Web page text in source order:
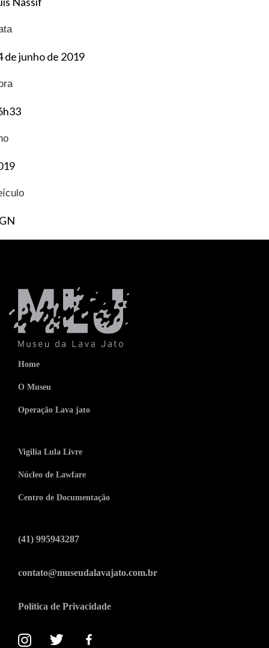
de junho de 2019
Home
O Museu
Operação Lava jato
Vigilia Lula Livre
Núcleo de Lawfare
Centro de Documentação
(41) 995943287
contato@museudalavajato.com.br
Política de Privacidade